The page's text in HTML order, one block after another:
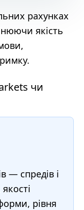
рахунках
якість
чи
— спредів і
рівня